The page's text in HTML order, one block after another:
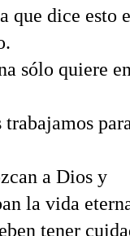
que dice esto
sólo quiere
trabajamos
a Dios y
la vida
tener